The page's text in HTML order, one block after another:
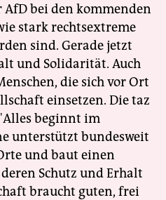
bei den kommenden
stark rechtsextreme
sind. Gerade jetzt
und Solidarität. Auch
die sich vor Ort
einsetzen. Die taz
beginnt im
unterstützt bundesweit
und baut einen
Schutz und Erhalt
braucht guten, frei